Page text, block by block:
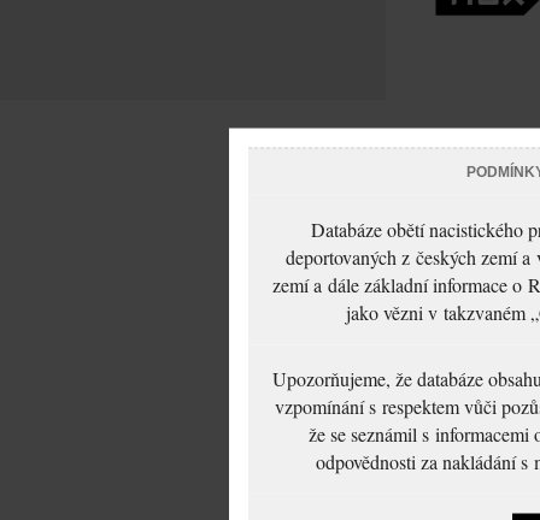
Databáze obětí nacistického
deportovaných z českých zemí
zemí a dále základní informace o
jako vězni v takzvaném
Upozorňujeme, že databáze
vzpomínání s respektem vůči
že se seznámil s
odpovědnosti za nakládání